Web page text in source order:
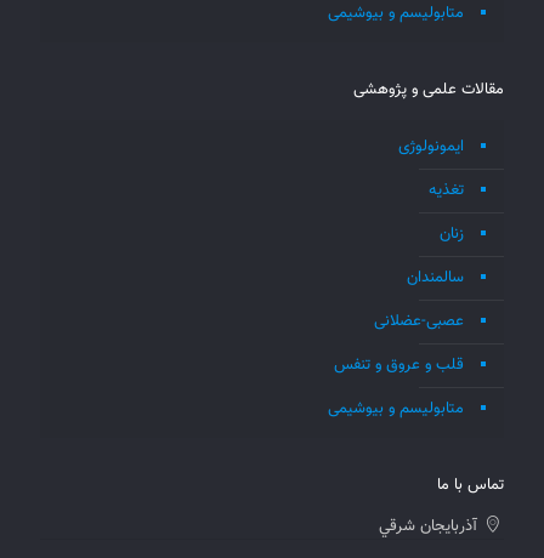
متابولیسم و بیوشیمی
مقالات علمی و پژوهشی
ایمونولوژی
تغذیه
زنان
سالمندان
عصبی-عضلانی
قلب و عروق و تنفس
متابولیسم و بیوشیمی
تماس با ما
آذربايجان شرقي